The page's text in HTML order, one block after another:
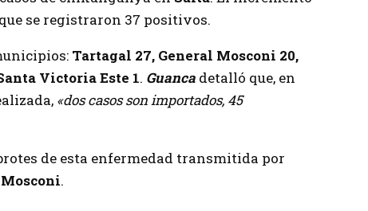
se registraron 37 positivos.
Tartagal 27, General Mosconi 20,
Victoria Este 1. Guanca detalló que, en
«dos casos son importados, 45
de esta enfermedad transmitida por
.